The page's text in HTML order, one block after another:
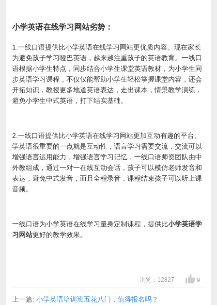
小学英语在线学习网站劣势：
1.一线口语提供比小学英语在线学习网站更优质内容。现在家长
为避免孩子学习哑巴英语，越来越注重孩子的英语教育。一线口
语根据小学生特点，同步结合小学生课堂英语教材，为小学生同
步英语学习课程，不仅仅能帮助小学生轻松掌握课堂内容，还会
开拓知识，教授更多地道英语表达，走出课本，情景教学演练，
避免小学生中式英语，打下结实基础。
2.一线口语提供比小学英语在线学习网站更加互动有趣的平台。
学英语很重要的一点就是互动性，语言学习需要交流，交流可以
增强语言运用能力，增强语言学习记忆，一线口语师资团队由中
外教组成，通过一对一在线互动会话，孩子可以模仿老师发音和
表达，避免中式发音，而且全程录音，课程结束孩子可以听上课
音频。
一线口语为小学英语在线学习量身定制课程，提供比小学英语学
习网站更好的教学效果。
浏览：12827 9
上一篇:小学英语培训班五花八门，值得报名吗？